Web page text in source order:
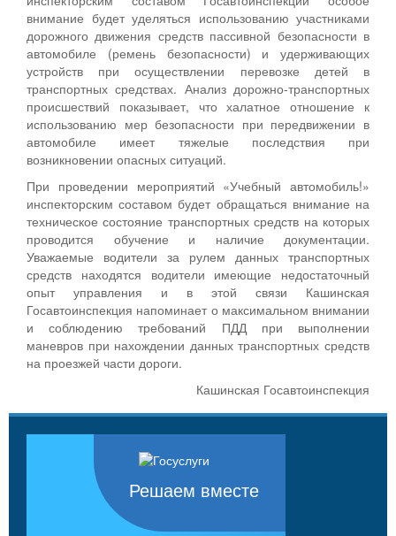
внимание будет уделяться использованию участниками
дорожного движения средств пассивной безопасности в
автомобиле (ремень безопасности) и удерживающих
устройств при осуществлении перевозке детей в
транспортных средствах. Анализ дорожно-транспортных
происшествий показывает, что халатное отношение к
использованию мер безопасности при передвижении в
автомобиле имеет тяжелые последствия при
возникновении опасных ситуаций.
При проведении мероприятий «Учебный автомобиль!»
инспекторским составом будет обращаться внимание на
техническое состояние транспортных средств на которых
проводится обучение и наличие документации.
Уважаемые водители за рулем данных транспортных
средств находятся водители имеющие недостаточный
опыт управления и в этой связи Кашинская
Госавтоинспекция напоминает о максимальном внимании
и соблюдению требований ПДД при выполнении
маневров при нахождении данных транспортных средств
на проезжей части дороги.
Кашинская Госавтоинспекция
Решаем вместе